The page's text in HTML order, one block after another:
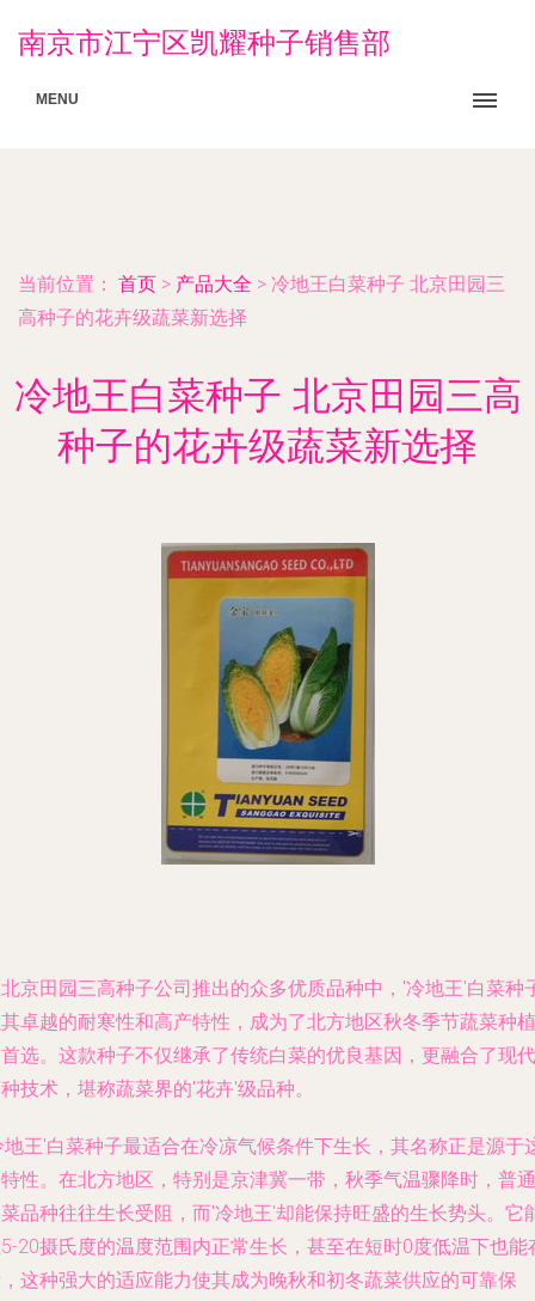
南京市江宁区凯耀种子销售部
MENU
当前位置： 首页 > 产品大全 > 冷地王白菜种子 北京田园三
高种子的花卉级蔬菜新选择
冷地王白菜种子 北京田园三高
种子的花卉级蔬菜新选择
京田园三高种子公司推出的众多优质品种中，'冷地王'白菜种
卓越的耐寒性和高产特性，成为了北方地区秋冬季节蔬菜种植
选。这款种子不仅继承了传统白菜的优良基因，更融合了现代
技术，堪称蔬菜界的'花卉'级品种。
地王'白菜种子最适合在冷凉气候条件下生长，其名称正是源于
性。在北方地区，特别是京津冀一带，秋季气温骤降时，普通
品种往往生长受阻，而'冷地王'却能保持旺盛的生长势头。它
20摄氏度的温度范围内正常生长，甚至在短时0度低温下也能
这种强大的适应能力使其成为晚秋和初冬蔬菜供应的可靠保